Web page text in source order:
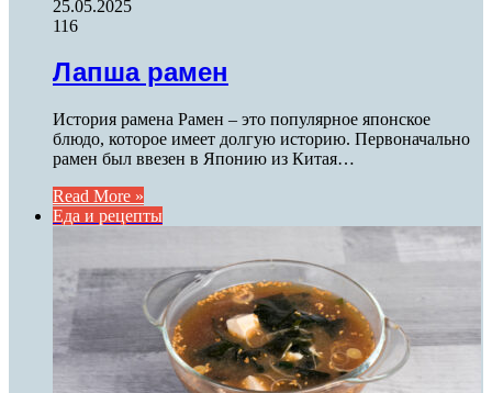
25.05.2025
116
Лапша рамен
История рамена Рамен – это популярное японское
блюдо, которое имеет долгую историю. Первоначально
рамен был ввезен в Японию из Китая…
Read More »
Еда и рецепты